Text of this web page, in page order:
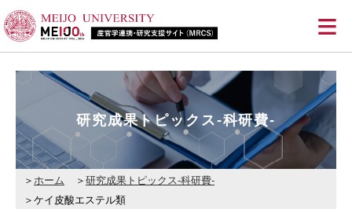
≡
研究成果トピックス-科研費-
ホーム
研究成果トピックス-科研費-
ケイ皮酸エステル類